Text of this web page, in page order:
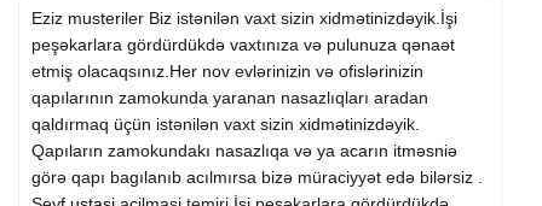
Eziz musteriler Biz istənilən vaxt sizin xidmətinizdəyik.İşi
peşəkarlara gördürdükdə vaxtınıza və pulunuza qənaət
etmiş olacaqsınız.Her nov evlərinizin və ofislərinizin
qapılarının zamokunda yaranan nasazlıqları aradan
qaldırmaq üçün istənilən vaxt sizin xidmətinizdəyik.
Qapıların zamokundakı nasazlıqa və ya acarın itməsniə
görə qapı bagılanıb acılmırsa bizə müraciyyət edə bilərsiz .